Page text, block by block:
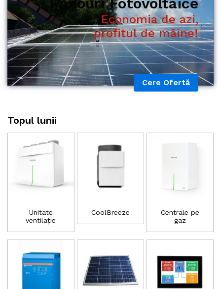
Economia de azi,
profitul de mâine!
Cere Ofertă
Topul lunii
Unitate
ventilație
CoolBreeze
Centrale pe
gaz